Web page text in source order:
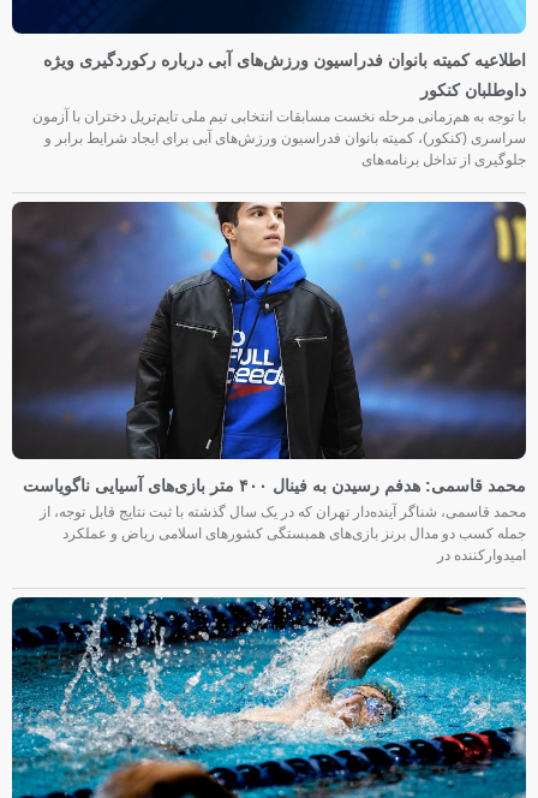
اطلاعیه کمیته بانوان فدراسیون ورزش‌های آبی درباره رکوردگیری ویژه
داوطلبان کنکور
با توجه به هم‌زمانی مرحله نخست مسابقات انتخابی تیم ملی تایم‌تریل دختران با آزمون
سراسری (کنکور)، کمیته بانوان فدراسیون ورزش‌های آبی برای ایجاد شرایط برابر و
جلوگیری از تداخل برنامه‌های
محمد قاسمی: هدفم رسیدن به فینال ۴۰۰ متر بازی‌های آسیایی ناگویاست
محمد قاسمی، شناگر آینده‌دار تهران که در یک سال گذشته با ثبت نتایج قابل توجه، از
جمله کسب دو مدال برنز بازی‌های همبستگی کشورهای اسلامی ریاض و عملکرد
امیدوارکننده در